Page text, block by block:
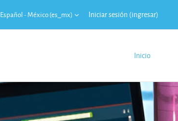
Español - México ‎(es_mx)‎ Iniciar sesión (ingresar)
Inicio